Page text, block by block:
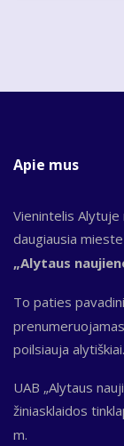
Apie mus
Vienintelis Alytuje
daugiausia
„Alytaus
To paties
poilsiauja alytiškiai.
UAB „Alytaus
žiniasklaidos
m.